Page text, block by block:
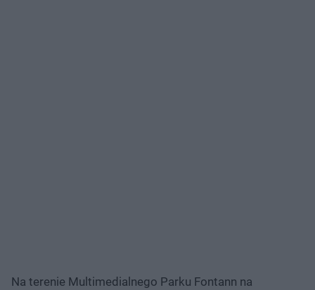
Na terenie Multimedialnego Parku Fontann na